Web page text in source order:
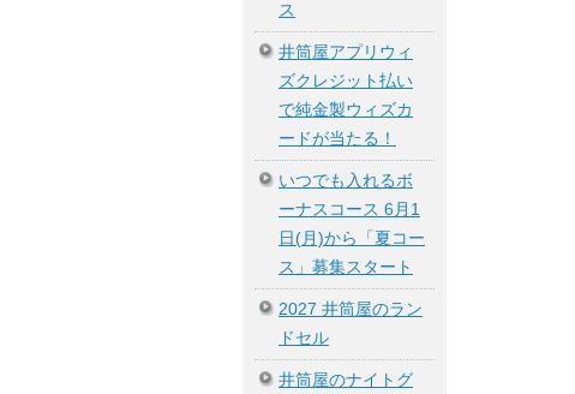
ス
井筒屋アプリウィ
ズクレジット払い
で純金製ウィズカ
ードが当たる！
いつでも入れるボ
ーナスコース 6月1
日(月)から「夏コー
ス」募集スタート
2027 井筒屋のラン
ドセル
井筒屋のナイトグ